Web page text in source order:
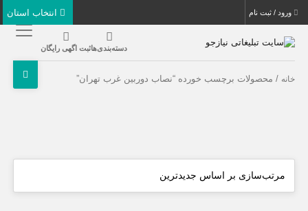
ورود / ثبت نام
دسته‌بندی‌هاثبت اگهی رایگان
خانه / محصولات برچسب خورده “نصاب دوربین غرب تهران”